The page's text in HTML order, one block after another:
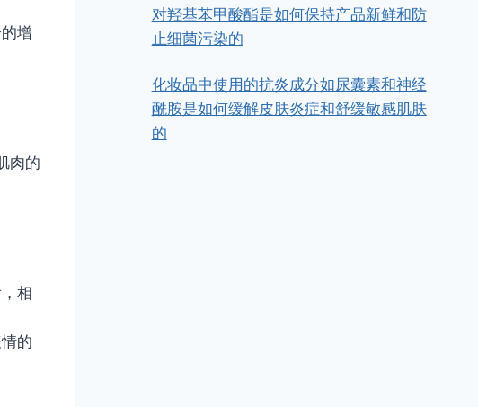
增
肉的
相
的
对羟基苯甲酸酯是如何保持产品新鲜和防
止细菌污染的
化妆品中使用的抗炎成分如尿囊素和神经
酰胺是如何缓解皮肤炎症和舒缓敏感肌肤
的